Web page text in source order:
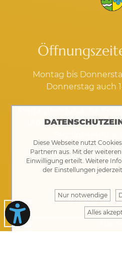
Montag bis
Donnerstag auch
12:00 Uhr, Vorsprache
Kontakt · Impressum
Ihre
Diese Webseite nutzt
Partnern aus. Mit der
Einwilligung erteilt. Weitere
der Einstellungen
Nur notwendige
Alles